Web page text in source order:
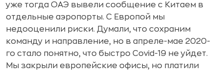
уже тогда ОАЭ вывели сообщение с Китаем в
отдельные аэропорты. С Европой мы
недооценили риски. Думали, что сохраним
команду и направление, но в апреле-мае 2020-
го стало понятно, что быстро Covid-19 не уйдет.
Мы закрыли европейские офисы, но платили